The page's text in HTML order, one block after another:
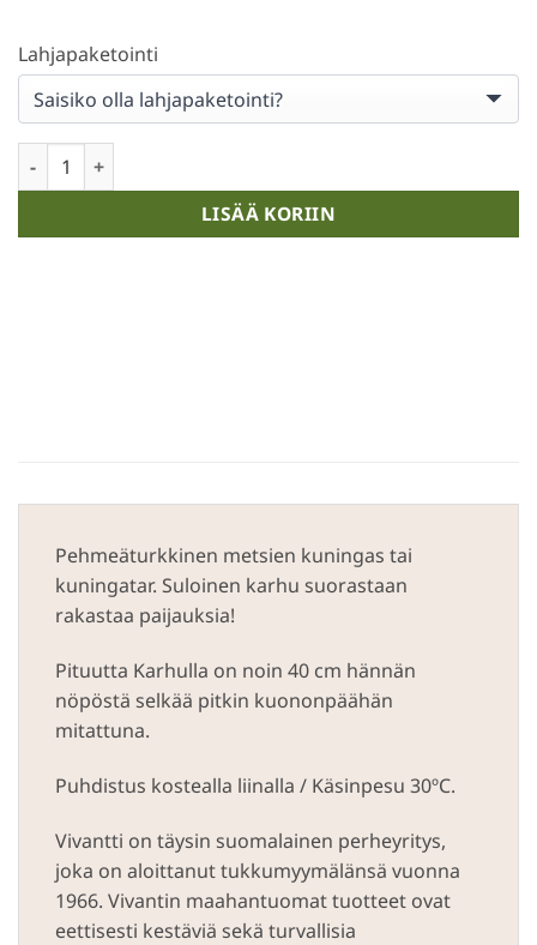
Lahjapaketointi
Karhu 40 cm määrä
LISÄÄ KORIIN
Pehmeäturkkinen metsien kuningas tai
kuningatar. Suloinen karhu suorastaan
rakastaa paijauksia!
Pituutta Karhulla on noin 40 cm hännän
nöpöstä selkää pitkin kuononpäähän
mitattuna.
Puhdistus kostealla liinalla / Käsinpesu 30ºC.
Vivantti on täysin suomalainen perheyritys,
joka on aloittanut tukkumyymälänsä vuonna
1966. Vivantin maahantuomat tuotteet ovat
eettisesti kestäviä sekä turvallisia